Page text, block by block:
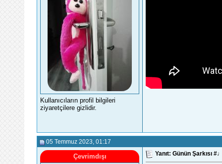
Kullanıcıların profil bilgileri
ziyaretçilere gizlidir.
05 Temmuz 2023 , 01:17
Çevrimdışı Yanıt: Günün Şarkısı